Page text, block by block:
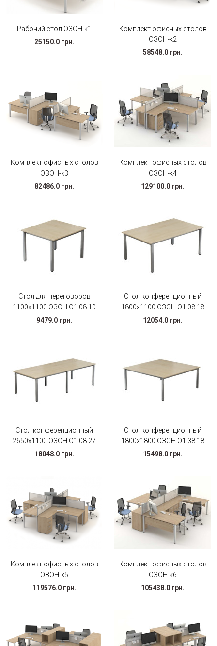
Рабочий стол ОЗОН-k1
25150.0 грн.
Комплект офисных столов
ОЗОН-k2
58548.0 грн.
Комплект офисных столов
ОЗОН-k3
82486.0 грн.
Комплект офисных столов
ОЗОН-k4
129100.0 грн.
Стол для переговоров
1100х1100 ОЗОН О1.08.10
9479.0 грн.
Стол конференционный
1800х1100 ОЗОН О1.08.18
12054.0 грн.
Стол конференционный
2650х1100 ОЗОН О1.08.27
18048.0 грн.
Стол конференционный
1800х1800 ОЗОН О1.38.18
15498.0 грн.
Комплект офисных столов
ОЗОН-k5
119576.0 грн.
Комплект офисных столов
ОЗОН-k6
105438.0 грн.